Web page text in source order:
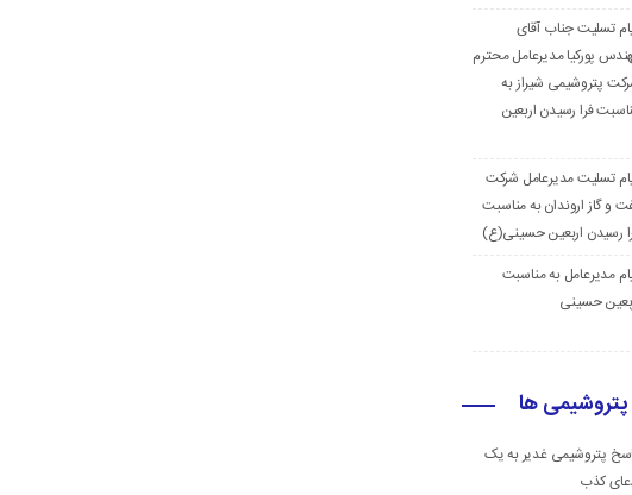
تسلیت جناب آقای
پوركیا مدیرعامل محترم
پتروشیمی شیراز به
فرا رسیدن اربعین
تسلیت مدیرعامل شركت
و گاز اروندان به مناسبت
رسیدن اربعین حسینی(ع)
مدیرعامل به مناسبت
حسینی
ها
پتروشیمی غدیر به یک
کذب